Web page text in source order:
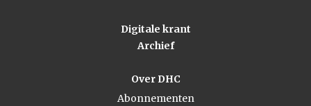
Digitale krant
Archief
Over DHC
Abonnementen